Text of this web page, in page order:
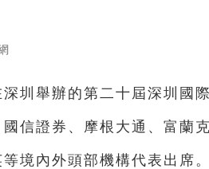
圳舉辦的第二十屆深圳國
信證券、摩根大通、富蘭
境內外頭部機構代表出席